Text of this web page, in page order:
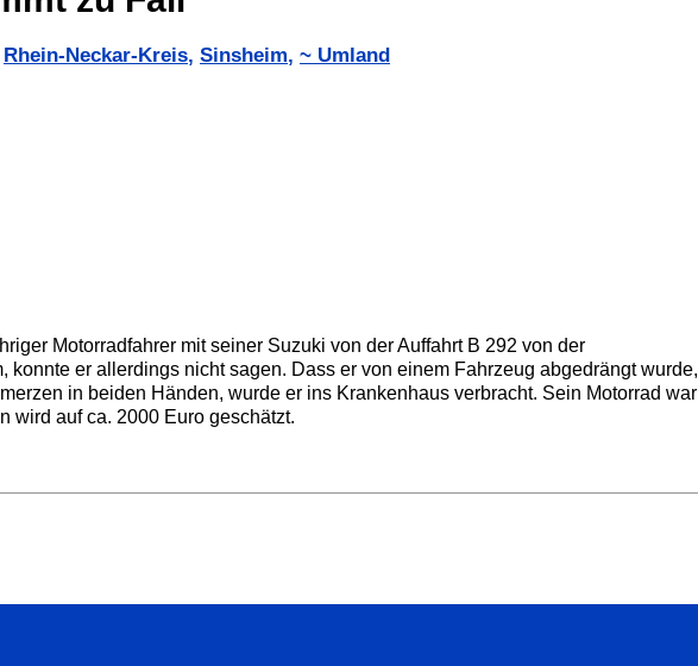
Rhein-Neckar-Kreis, Sinsheim, ~ Umland
Motorradfahrer mit seiner Suzuki von der Auffahrt B 292 von der
konnte er allerdings nicht sagen. Dass er von einem Fahrzeug abgedrängt wurde,
in beiden Händen, wurde er ins Krankenhaus verbracht. Sein Motorrad war
wird auf ca. 2000 Euro geschätzt.